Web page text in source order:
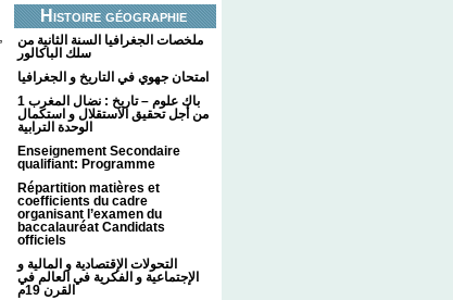
Histoire géographie
ملخصات الجغرافيا السنة الثانية من
سلك الباكالور
امتحان جهوي في التاريخ و الجغرافيا
1 باك علوم – تاريخ : نضال المغرب
من أجل تحقيق الاستقلال و استكمال
الوحدة الترابية
Enseignement Secondaire
qualifiant: Programme
Répartition matières et
coefficients du cadre
organisant l’examen du
baccalauréat Candidats
officiels
التحولات الإقتصادية و المالية و
الإجتماعية و الفكرية في العالم في
القرن 19م